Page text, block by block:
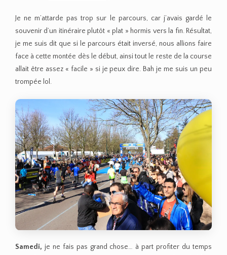
Je ne m’attarde pas trop sur le parcours, car j’avais gardé le
souvenir d’un itinéraire plutôt « plat » hormis vers la fin. Résultat,
je me suis dit que si le parcours était inversé, nous allions faire
face à cette montée dès le début, ainsi tout le reste de la course
allait être assez « facile » si je peux dire. Bah je me suis un peu
trompée lol.
Samedi, je ne fais pas grand chose… à part profiter du temps